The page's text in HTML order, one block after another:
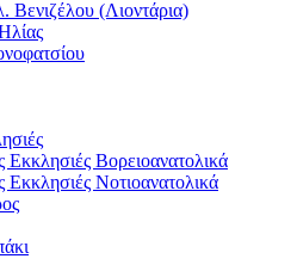
Βενιζέλου (Λιοντάρια)
Εκκλησιές Βορειοανατολικά
Εκκλησιές Νοτιοανατολικά